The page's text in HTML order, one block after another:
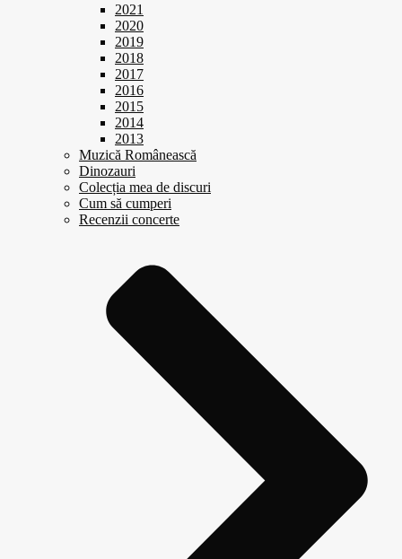
2021
2020
2019
2018
2017
2016
2015
2014
2013
Muzică Românească
Dinozauri
Colecția mea de discuri
Cum să cumperi
Recenzii concerte